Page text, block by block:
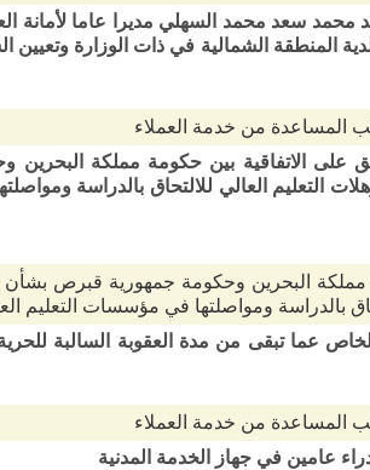
لسنة 2026 بنقل السيد محمد سعد محمد السهلي مديرا عاما
المنطقة الشمالية في ذات الوزارة
لسنة 2026 بالتصديق على الاتفاقية بين حكومة مملكة
التعليم العالي للالتحاق بالدراسة
مملكة البحرين وحكومة جمهورية قبرص بشأن
بالدراسة ومواصلتها في مؤسسات التعليم
لسنة 2026 بالعفو الخاص عما تبقى من مدة العقوبة